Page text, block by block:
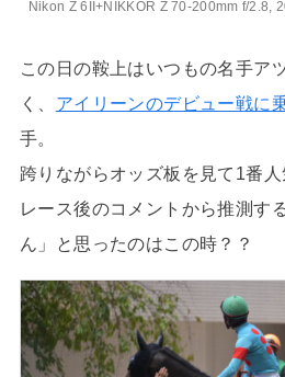
Nikon Z 6II+NIKKOR Z 70-200mm f/2.8,
この日の鞍上はいつもの名手ア
く、 アイリーンのデビュー戦に
手。
跨りながらオッズ板を見て1番人
レース後のコメントから推測す
ん」と思ったのはこの時？？